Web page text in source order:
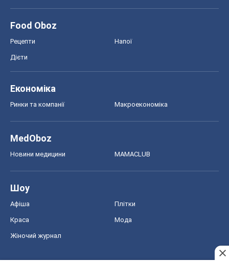
Food Oboz
Рецепти Напої
Дієти
Економіка
Ринки та компанії Макроекономіка
MedOboz
Новини медицини MAMACLUB
Шоу
Афіша Плітки
Краса Мода
Жіночий журнал